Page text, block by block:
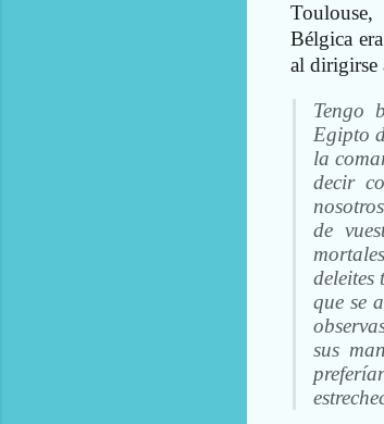
Bélgica
al dirigirse
Tengo
Egipto
la
decir
de
deleites
que se
sus